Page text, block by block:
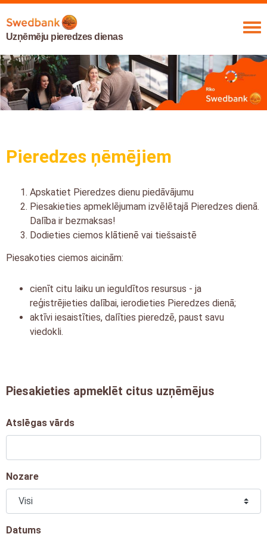
Uzņēmēju pieredzes dienas
Pieredzes ņēmējiem
Apskatiet Pieredzes dienu piedāvājumu
Piesakieties apmeklējumam izvēlētajā Pieredzes dienā.
Dalība ir bezmaksas!
Dodieties ciemos klātienē vai tiešsaistē
Piesakoties ciemos aicinām:
cienīt citu laiku un ieguldītos resursus - ja
reģistrējieties dalībai, ierodieties Pieredzes dienā;
aktīvi iesaistīties, dalīties pieredzē, paust savu
viedokli.
Piesakieties apmeklēt citus uzņēmējus
Atslēgas vārds
Nozare
Datums